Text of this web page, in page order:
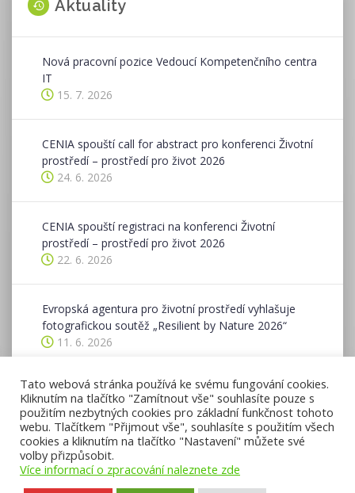
Aktuality
Nová pracovní pozice Vedoucí Kompetenčního centra
IT
15. 7. 2026
CENIA spouští call for abstract pro konferenci Životní
prostředí – prostředí pro život 2026
24. 6. 2026
CENIA spouští registraci na konferenci Životní
prostředí – prostředí pro život 2026
22. 6. 2026
Evropská agentura pro životní prostředí vyhlašuje
fotografickou soutěž „Resilient by Nature 2026“
11. 6. 2026
Ohlédnutí se za ukončeným ohlašovacím obdobím v
ISPOP v roce 2026
8. 6. 2026
Tato webová stránka používá ke svému fungování cookies.
Kliknutím na tlačítko "Zamítnout vše" souhlasíte pouze s
použitím nezbytných cookies pro základní funkčnost tohoto
webu. Tlačítkem "Přijmout vše", souhlasíte s použitím všech
cookies a kliknutím na tlačítko "Nastavení" můžete své
volby přizpůsobit.
Více informací o zpracování naleznete zde